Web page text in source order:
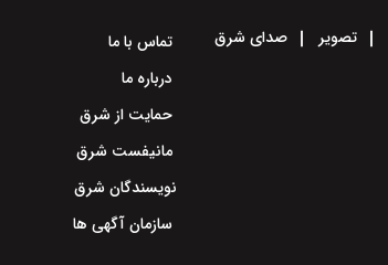
تصویر صدای شرق
تماس با ما
درباره ما
حمایت از شرق
مانیفست شرق
نویسندگان شرق
سازمان آگهی ها